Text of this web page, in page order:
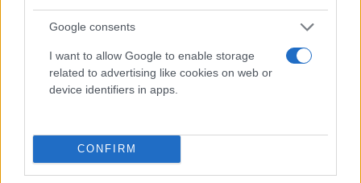
Google consents
I want to allow Google to enable storage
related to advertising like cookies on web or
device identifiers in apps.
CONFIRM